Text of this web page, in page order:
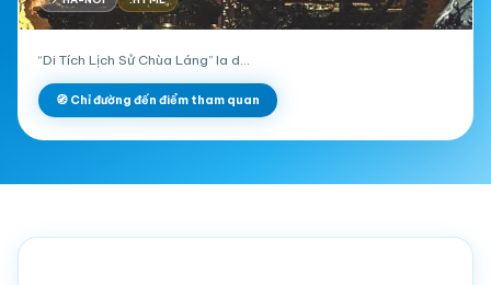
“Di Tích Lịch Sử Chùa Láng” la d…
🧭 Chỉ đường đến điểm tham quan